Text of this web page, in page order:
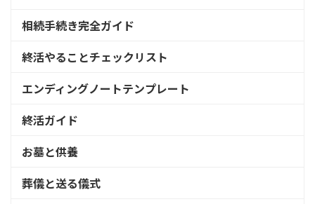
相続手続き完全ガイド
終活やることチェックリスト
エンディングノートテンプレート
終活ガイド
お墓と供養
葬儀と送る儀式